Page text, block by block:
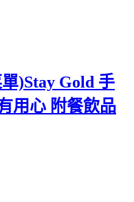
)Stay Gold 手
用心 附餐飲品